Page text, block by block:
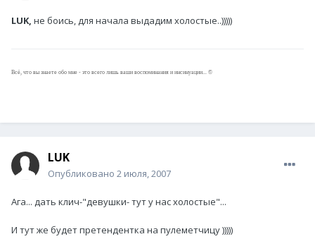
LUK, не боись, для начала выдадим холостые..)))))
Всё, что вы знаете обо мне - это всего лишь ваши воспоминания и инсинуации... ©
LUK
Опубликовано 2 июля, 2007
Ага... дать клич-"девушки- тут у нас холостые"...
И тут же будет претендентка на пулеметчицу )))))